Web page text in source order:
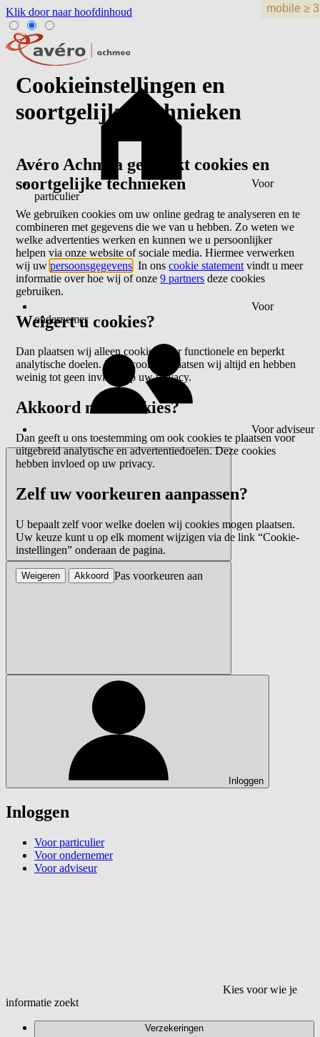
Klik door naar hoofdinhoud
Voor
particulier
Voor
ondernemer
Voor adviseur
Inloggen
Inloggen
Voor particulier
Voor ondernemer
Voor adviseur
Kies voor wie je
informatie zoekt
Verzekeringen
Cookieinstellingen en
soortgelijke technieken
Avéro Achmea gebruikt cookies en
soortgelijke technieken
We gebruiken cookies om uw online gedrag te analyseren en te
combineren met gegevens die we van u hebben. Zo weten we
welke advertenties werken en kunnen we u persoonlijker
helpen via onze website of sociale media. Hiermee verwerken
wij uwpersoonsgegevens . In onscookie statement vindt u meer
informatie over hoe wij of onze9 partners deze cookies
gebruiken.
Weigert u cookies?
Dan plaatsen wij alleen cookies voor functionele en beperkt
analytische doelen. Deze cookies plaatsen wij altijd en hebben
weinig tot geen invloed op uw privacy.
Akkoord met cookies?
Dan geeft u ons toestemming om ook cookies te plaatsen voor
uitgebreid analytische en advertentiedoelen. Deze cookies
hebben invloed op uw privacy.
Zelf uw voorkeuren aanpassen?
U bepaalt zelf voor welke doelen wij cookies mogen plaatsen.
Uw keuze kunt u op elk moment wijzigen via de link “Cookie-
instellingen” onderaan de pagina.
Pas voorkeuren aan
Weigeren Akkoord